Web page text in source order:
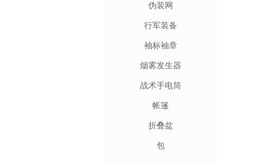
伪装网
行军装备
袖标袖章
烟雾发生器
战术手电筒
帐篷
折叠盆
包